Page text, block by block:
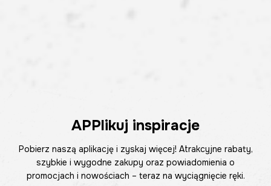
APPlikuj inspiracje
Pobierz naszą aplikację i zyskaj więcej! Atrakcyjne rabaty,
szybkie i wygodne zakupy oraz powiadomienia o
promocjach i nowościach – teraz na wyciągnięcie ręki.